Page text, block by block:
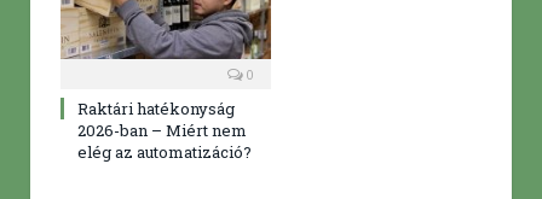
0
Raktári hatékonyság
2026-ban – Miért nem
elég az automatizáció?